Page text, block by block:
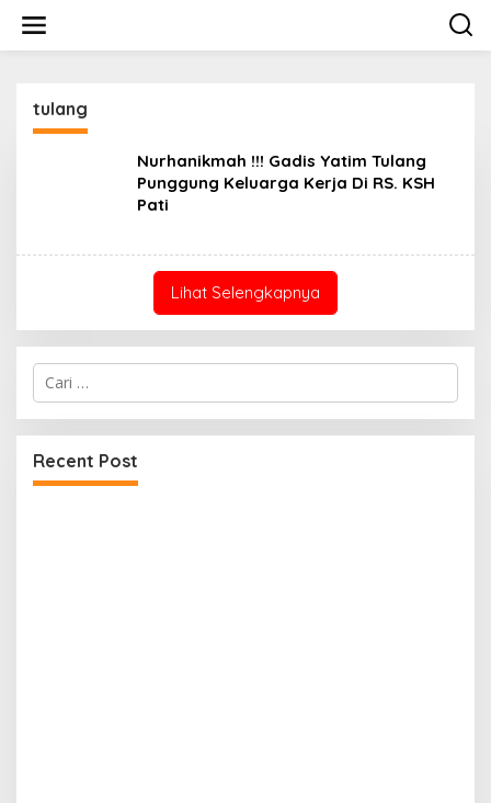
konten
tulang
Nurhanikmah !!! Gadis Yatim Tulang
Punggung Keluarga Kerja Di RS. KSH
Pati
Lihat Selengkapnya
Cari
untuk:
Recent Post